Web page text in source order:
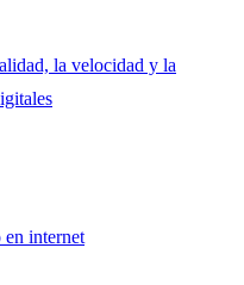
la velocidad y la
en internet